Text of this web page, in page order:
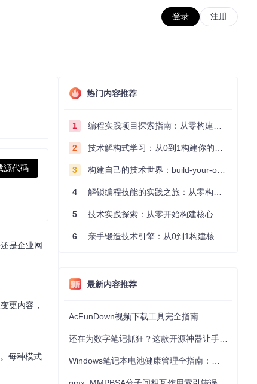
登录 注册
源代码
是企业网
更内容，
每种模式
热门内容推荐
1 编程实践项目探索指南：从零构建技术能力体系
2 技术解构式学习：从0到1构建你的编程知识体系
3 构建自己的技术世界：build-your-own-x项目的实践探索指南
4 解锁编程技能的实践之旅：从零构建你的技术世界
5 技术实践探索：从零开始构建核心系统的实践指南
6 亲手锻造技术引擎：从0到1构建核心系统的实践指南
最新内容推荐
AcFunDown视频下载工具完全指南